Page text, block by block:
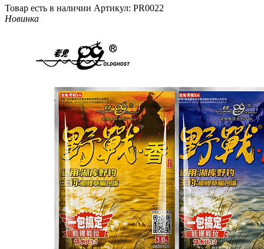
Товар есть в наличии Артикул: PR0022
Новинка